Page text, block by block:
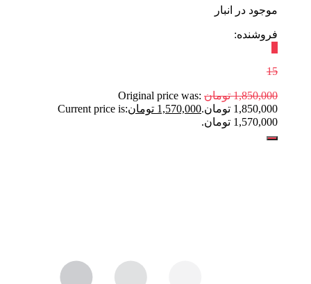
موجود در انبار
فروشنده:
15
1,850,000 تومان Original price was:
1,850,000 تومان.
1,570,000 تومانCurrent price is:
1,570,000 تومان.